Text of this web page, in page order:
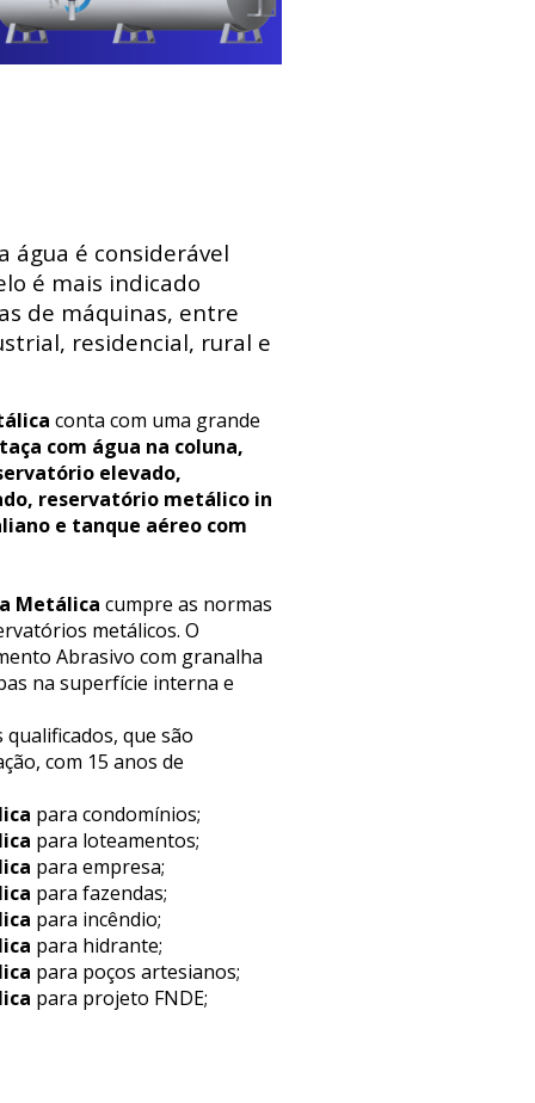
água é considerável
é mais indicado
de máquinas, entre
residencial, rural e
conta com uma grande
com água na coluna,
elevado,
reservatório metálico in
e tanque aéreo com
Metálica cumpre as normas
metálicos. O
Abrasivo com granalha
na superfície interna e
que são
com 15 anos de
para condomínios;
para loteamentos;
para empresa;
para fazendas;
para incêndio;
para hidrante;
para poços artesianos;
para projeto FNDE;